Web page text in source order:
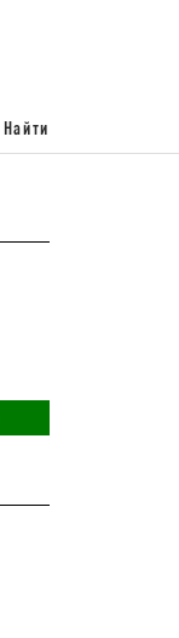
Найти